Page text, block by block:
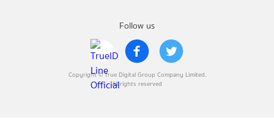
Follow us
Copyright © True Digital Group Company Limited.
All rights reserved